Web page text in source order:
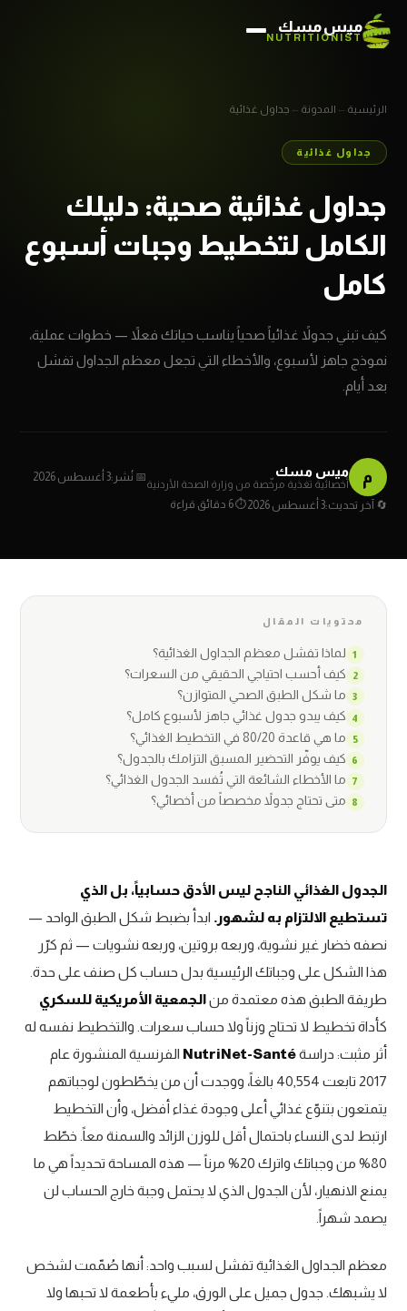
ميس مسك
NUTRITIONIST
الرئيسية ← المدونة ← جداول غذائية
جداول غذائية
جداول غذائية صحية: دليلك
الكامل لتخطيط وجبات أسبوع
كامل
كيف تبني جدولاً غذائياً صحياً يناسب حياتك فعلاً — خطوات عملية،
نموذج جاهز لأسبوع، والأخطاء التي تجعل معظم الجداول تفشل
بعد أيام.
م ميس مسك
أخصائية تغذية مرخّصة من وزارة الصحة الأردنية
📅 نُشر:3 أغسطس 2026
🔄 آخر تحديث:3 أغسطس 2026 ⏱ 6 دقائق قراءة
محتويات المقال
لماذا تفشل معظم الجداول الغذائية؟
كيف أحسب احتياجي الحقيقي من السعرات؟
ما شكل الطبق الصحي المتوازن؟
كيف يبدو جدول غذائي جاهز لأسبوع كامل؟
ما هي قاعدة 80/20 في التخطيط الغذائي؟
كيف يوفّر التحضير المسبق التزامك بالجدول؟
ما الأخطاء الشائعة التي تُفسد الجدول الغذائي؟
متى تحتاج جدولاً مخصصاً من أخصائي؟
الجدول الغذائي الناجح ليس الأدق حسابياً، بل الذي
تستطيع الالتزام به لشهور. ابدأ بضبط شكل الطبق الواحد —
نصفه خضار غير نشوية، وربعه بروتين، وربعه نشويات — ثم كرّر
هذا الشكل على وجباتك الرئيسية بدل حساب كل صنف على حدة.
طريقة الطبق هذه معتمدة منالجمعية الأمريكية للسكري
كأداة تخطيط لا تحتاج وزناً ولا حساب سعرات. والتخطيط نفسه له
أثر مثبت: دراسةNutriNet-Santé الفرنسية المنشورة عام
2017 تابعت 40,554 بالغاً، ووجدت أن من يخطّطون لوجباتهم
يتمتعون بتنوّع غذائي أعلى وجودة غذاء أفضل، وأن التخطيط
ارتبط لدى النساء باحتمال أقل للوزن الزائد والسمنة معاً. خطّط
80% من وجباتك واترك 20% مرناً — هذه المساحة تحديداً هي ما
يمنع الانهيار، لأن الجدول الذي لا يحتمل وجبة خارج الحساب لن
يصمد شهراً.
معظم الجداول الغذائية تفشل لسبب واحد: أنها صُمّمت لشخص
لا يشبهك. جدول جميل على الورق، مليء بأطعمة لا تحبها ولا